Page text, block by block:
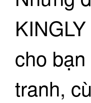
cho
tranh,